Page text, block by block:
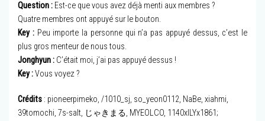
Question : Est-ce que vous avez déjà menti aux membres ?
Quatre membres ont appuyé sur le bouton.
Key : Peu importe la personne qui n’a pas appuyé dessus, c’est le
plus gros menteur de nous tous.
Jonghyun : C’était moi, j’ai pas appuyé dessus !
Key :Vous voyez ?
Crédits : pioneerpimeko, /1010_sj, so_yeon0112, NaBe, xiahmi,
39tomochi, 7s-salt, じゃきまる, MYEOLCO, 1140xILYx1861;